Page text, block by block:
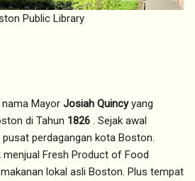
Public Library
nama Mayor Josiah Quincyyang
di Tahun 1826
. Sejak awal
perdagangan kota Boston.
menjual Fresh Product of Food
lokal asli Boston. Plus tempat